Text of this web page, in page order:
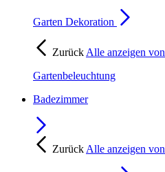
Garten Dekoration
Zurück Alle anzeigen von
Gartenbeleuchtung
Badezimmer
Zurück Alle anzeigen von